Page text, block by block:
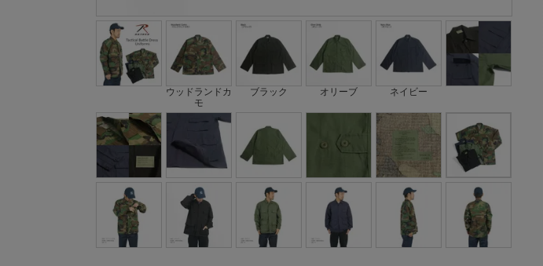
ウッドランドカ
モ
ブラック オリーブ ネイビー